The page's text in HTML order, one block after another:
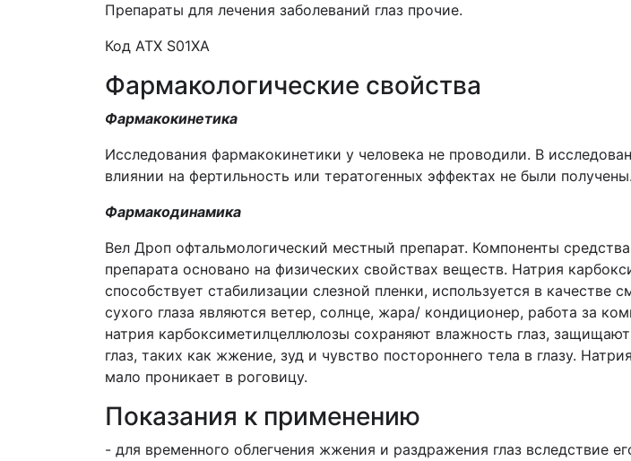
Препараты для лечения заболеваний глаз прочие.
Код АТХ S01ХА
Фармакологические свойства
Фармакокинетика
Исследования фармакокинетики у человека не проводили. В
влиянии на фертильность или тератогенных эффектах не были получены.
Фармакодинамика
Вел Дроп офтальмологический местный препарат. Компоненты
препарата основано на физических свойствах веществ. Натрия
способствует стабилизации слезной пленки, используется в
сухого глаза являются ветер, солнце, жара/ кондиционер, работа за
натрия карбоксиметилцеллюлозы сохраняют влажность глаз,
глаз, таких как жжение, зуд и чувство постороннего тела в глазу.
мало проникает в роговицу.
Показания к применению
- для временного облегчения жжения и раздражения глаз вследствие